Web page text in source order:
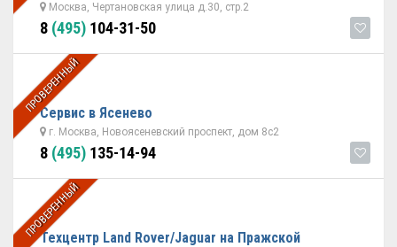
Москва, Чертановская улица д.30, стр.2
8 (495) 104-31-50
ПРОВЕРЕННЫЙ
Сервис в Ясенево
г. Москва, Новоясеневский проспект, дом 8с2
8 (495) 135-14-94
ПРОВЕРЕННЫЙ
Техцентр Land Rover/Jaguar на Пражской